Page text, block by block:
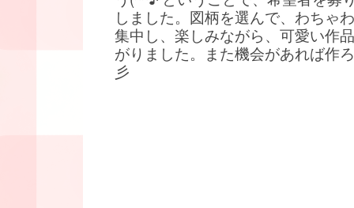
しました。図柄を選んで、わちゃ
集中し、楽しみながら、可愛い作
がりました。また機会があれば作
彡